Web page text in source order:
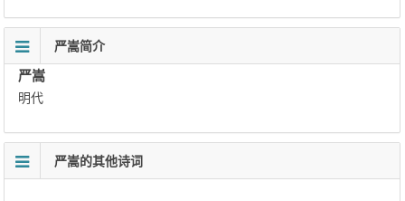
严嵩简介
严嵩
明代
严嵩的其他诗词